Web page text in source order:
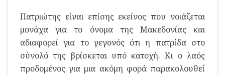
Πατριώτης είναι επίσης εκείνος που νοιάζεται
μονάχα για το όνομα της Μακεδονίας και
αδιαφορεί για το γεγονός ότι η πατρίδα στο
σύνολό της βρίσκεται υπό κατοχή. Κι ο λαός
προδομένος για μια ακόμη φορά παρακολουθεί